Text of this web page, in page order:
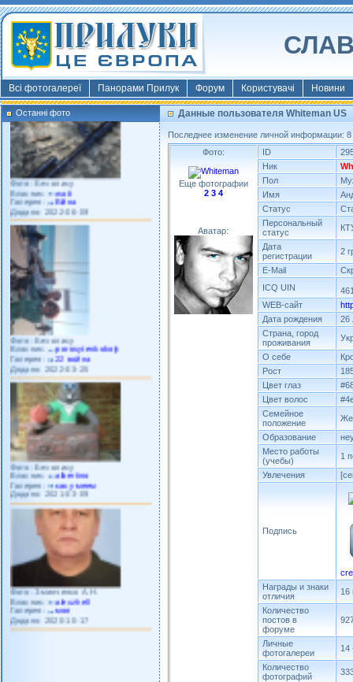
Всі фотогалереї Панорами Прилук Форум Користувачі Новини
Останні фото
Фото: Київ 2022
Власник:
morsresistis
Галерея:
Templates
Додано: 2022-11-13
Фото: Без опису
Власник:
watt
Галерея:
Війна
Додано: 2022-06-09
Фото: Без опису
Власник:
porosytenkokoly
Галерея:
22 война
Додано: 2022-03-25
Фото: Без опису
Власник:
albertino
Галерея:
как умеем
Додано: 2021-03-09
Фото: Зминченко А.Н.
Власник:
alexzhell
Галерея:
моя
Додано: 2020-10-17
Данные пользователя Whiteman US
Последнее изменение личной информации: 8
Фото:
Еще фотографии
2 3 4
Аватар:
ID
Ник
Пол
Имя
Статус
Персональный
статус
Дата
регистрации
2
E-Mail
ICQ UIN
WEB-сайт
Дата рождения
26
Страна, город
проживания
О себе
Рост
Цвет глаз
Цвет волос
Семейное
положение
Образование
Место работы
(учебы)
1
Увлечения
Подпись
Награды и знаки
отличия
16
Количество
постов в
форуме
Личные
фотогалереи
Количество
фотографий